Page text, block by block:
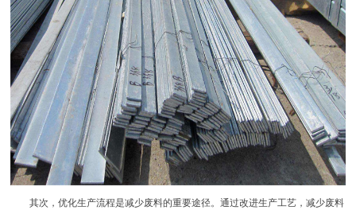
其次，优化生产流程是减少废料的重要途径。通过改进生产工艺，减少废料